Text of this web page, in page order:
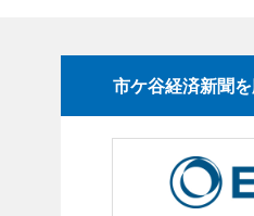
市ケ谷経済新聞